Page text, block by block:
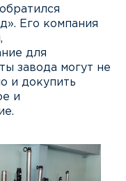
. Его компания
для
завода могут не
и докупить
и